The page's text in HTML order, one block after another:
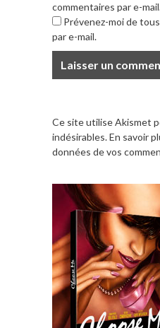
commentaires par e-
Prévenez-moi de
par e-mail.
Ce site utilise Akismet
indésirables.En savoir
données de vos